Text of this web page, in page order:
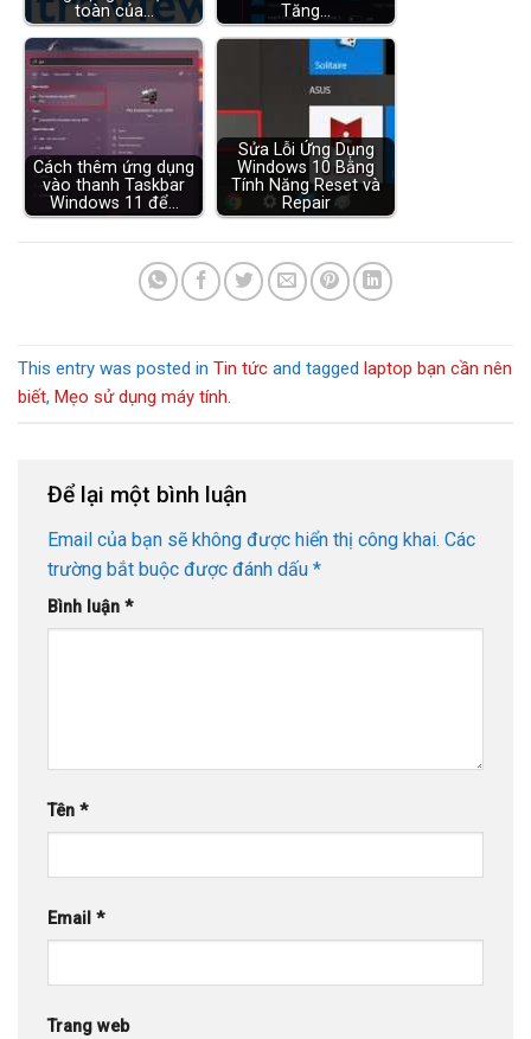
toàn của…
Tăng…
Cách thêm ứng dụng
vào thanh Taskbar
Windows 11 để…
Sửa Lỗi Ứng Dụng
Windows 10 Bằng
Tính Năng Reset và
Repair
This entry was posted in Tin tức and tagged laptop bạn cần nên
biết, Mẹo sử dụng máy tính.
Để lại một bình luận
Email của bạn sẽ không được hiển thị công khai. Các
trường bắt buộc được đánh dấu *
Bình luận *
Tên *
Email *
Trang web